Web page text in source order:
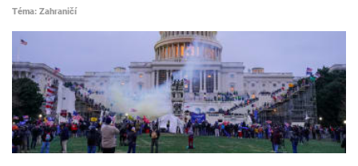
Téma: Zahraničí